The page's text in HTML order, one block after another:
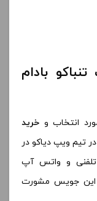
بادام
انتخاب و خرید
در تیم ویپ دیاکو در
و واتس آپ
این جویس مشورت